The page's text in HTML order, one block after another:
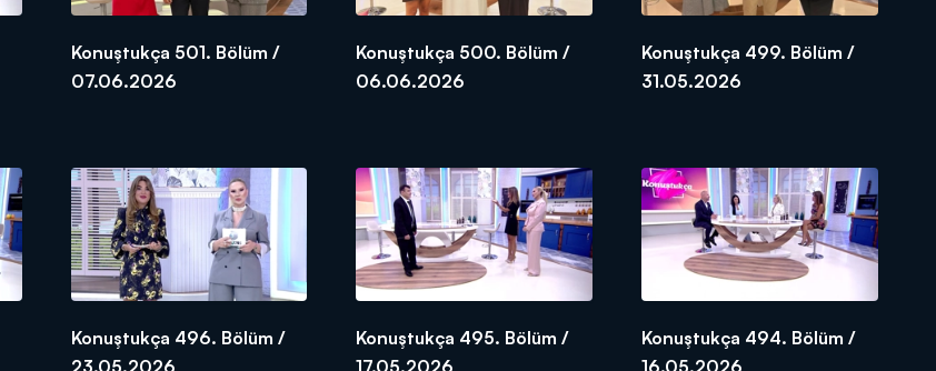
Konuştukça 501. Bölüm /
07.06.2026
Konuştukça 500. Bölüm /
06.06.2026
Konuştukça 499. Bölüm /
31.05.2026
Konuştukça 496. Bölüm /
23.05.2026
Konuştukça 495. Bölüm /
17.05.2026
Konuştukça 494. Bölüm /
16.05.2026